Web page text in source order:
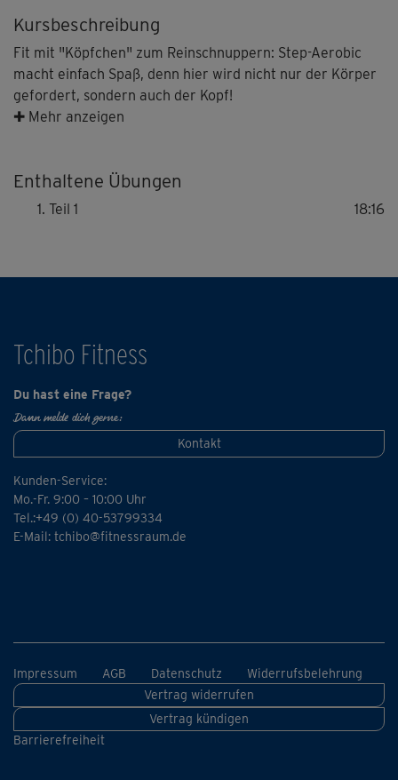
Kursbeschreibung
Fit mit "Köpfchen" zum Reinschnuppern: Step-Aerobic
macht einfach Spaß, denn hier wird nicht nur der Körper
gefordert, sondern auch der Kopf!
eine Choreographie aufbaut, um zum Schluss alle
Einzelteile aneinanderzuhängen.
richtig in Schwung.
✚ Mehr anzeigen
Enthaltene Übungen
Teil 1 18:16
Tchibo Fitness
Du hast eine Frage?
Dann melde dich gerne:
Kontakt
Kunden-Service:
Mo.-Fr. 9:00 – 10:00 Uhr
Tel.:+49 (0) 40-53799334
E-Mail: tchibo@fitnessraum.de
Impressum AGB Datenschutz
Widerrufsbelehrung
Vertrag widerrufen
Vertrag kündigen
Barrierefreiheit